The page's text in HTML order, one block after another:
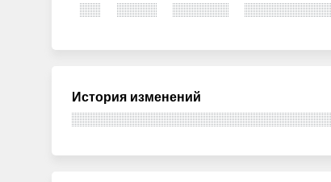
История изменений